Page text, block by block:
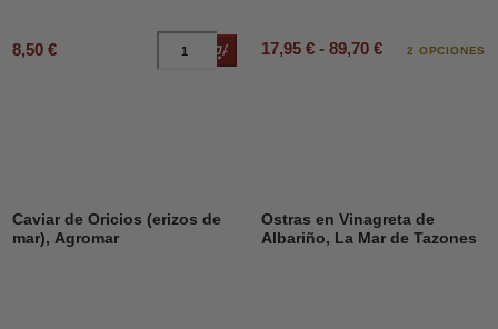
8,50 € Añadir al carrito
17,95 € - 89,70 € 2 OPCIONES
Caviar de Oricios (erizos de
mar), Agromar
Ostras en Vinagreta de
Albariño, La Mar de Tazones